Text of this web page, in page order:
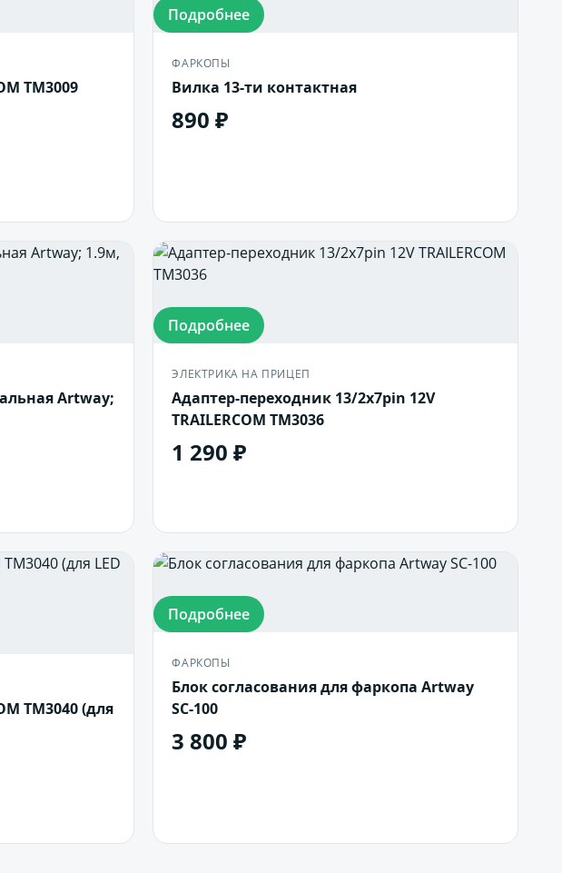
TM3009
Подробнее
ФАРКОПЫ
Вилка 13-ти контактная
890 ₽
Artway;
Подробнее
ЭЛЕКТРИКА НА ПРИЦЕП
Адаптер-переходник 13/2x7pin 12V
TRAILERCOM TM3036
1 290 ₽
TM3040 (для
Подробнее
ФАРКОПЫ
Блок согласования для фаркопа Artway
SC-100
3 800 ₽